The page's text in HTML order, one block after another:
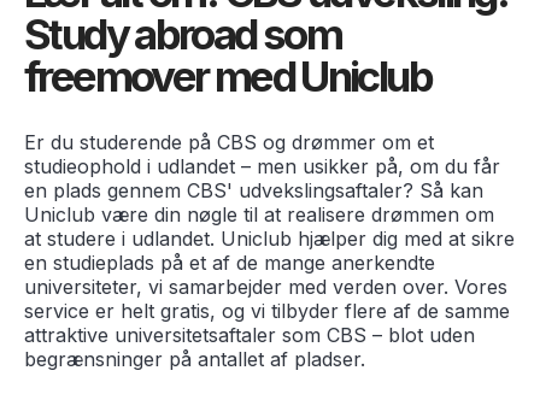
Study abroad som
freemover med Uniclub
Er du studerende på CBS og drømmer om et
studieophold i udlandet – men usikker på, om du får
en plads gennem CBS' udvekslingsaftaler? Så kan
Uniclub være din nøgle til at realisere drømmen om
at studere i udlandet. Uniclub hjælper dig med at sikre
en studieplads på et af de mange anerkendte
universiteter, vi samarbejder med verden over. Vores
service er helt gratis, og vi tilbyder flere af de samme
attraktive universitetsaftaler som CBS – blot uden
begrænsninger på antallet af pladser.